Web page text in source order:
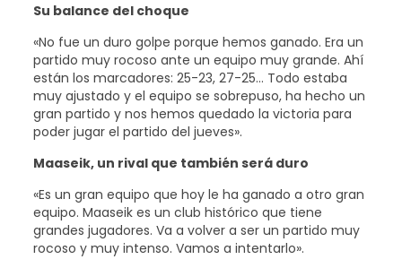
Su balance del choque
«No fue un duro golpe porque hemos ganado. Era un
partido muy rocoso ante un equipo muy grande. Ahí
están los marcadores: 25-23, 27-25… Todo estaba
muy ajustado y el equipo se sobrepuso, ha hecho un
gran partido y nos hemos quedado la victoria para
poder jugar el partido del jueves».
Maaseik, un rival que también será duro
«Es un gran equipo que hoy le ha ganado a otro gran
equipo. Maaseik es un club histórico que tiene
grandes jugadores. Va a volver a ser un partido muy
rocoso y muy intenso. Vamos a intentarlo».